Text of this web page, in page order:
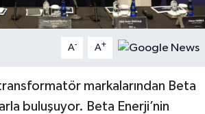
A- A+
markalarından Beta
buluşuyor. Beta Enerji’nin